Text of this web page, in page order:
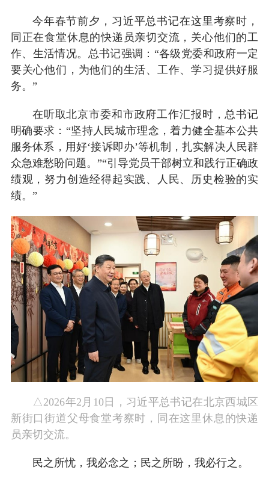
今年春节前夕，习近平总书记在这里考察时，
同正在食堂休息的快递员亲切交流，关心他们的工
作、生活情况。总书记强调：“各级党委和政府一定
要关心他们，为他们的生活、工作、学习提供好服
务。”
在听取北京市委和市政府工作汇报时，总书记
明确要求：“坚持人民城市理念，着力健全基本公共
服务体系，用好‘接诉即办’等机制，扎实解决人民群
众急难愁盼问题。”“引导党员干部树立和践行正确政
绩观，努力创造经得起实践、人民、历史检验的实
绩。”
△2026年2月10日，习近平总书记在北京西城区
新街口街道父母食堂考察时，同在这里休息的快递
员亲切交流。
民之所忧，我必念之；民之所盼，我必行之。